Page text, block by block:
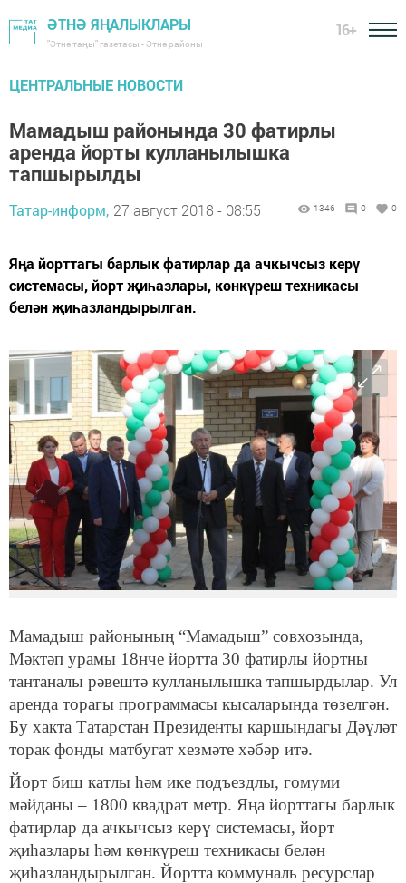
ӘТНӘ ЯҢАЛЫКЛАРЫ
"Әтнә таңы" газетасы - Әтнә районы
16+
ЦЕНТРАЛЬНЫЕ НОВОСТИ
Мамадыш районында 30 фатирлы
аренда йорты кулланылышка
тапшырылды
Татар-информ, 27 август 2018 - 08:55 1346 0 0
Яңа йорттагы барлык фатирлар да ачкычсыз керү
системасы, йорт җиһазлары, көнкүреш техникасы
белән җиһазландырылган.
Мамадыш районының “Мамадыш” совхозында,
Мәктәп урамы 18нче йортта 30 фатирлы йортны
тантаналы рәвештә кулланылышка тапшырдылар. Ул
аренда торагы программасы кысаларында төзелгән.
Бу хакта Татарстан Президенты каршындагы Дәүләт
торак фонды матбугат хезмәте хәбәр итә.
Йорт биш катлы һәм ике подъездлы, гомуми
мәйданы – 1800 квадрат метр. Яңа йорттагы барлык
фатирлар да ачкычсыз керү системасы, йорт
җиһазлары һәм көнкүреш техникасы белән
җиһазландырылган. Йортта коммуналь ресурслар